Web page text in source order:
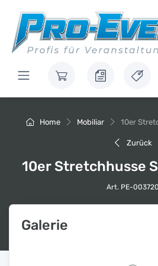
Home Mobiliar 10er
Zurück
10er Stretchhusse
Art. PE-003720
Galerie